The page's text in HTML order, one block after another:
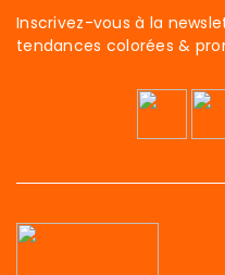
Inscrivez-vous à la
tendances colorées &